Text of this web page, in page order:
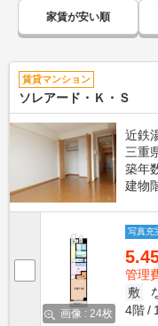
家賃が安い順
賃貸マンション
ソレアード・Ｋ・Ｓ
近鉄
三重
築年
建物
画像 : 24枚
写真充
管理
敷
4階